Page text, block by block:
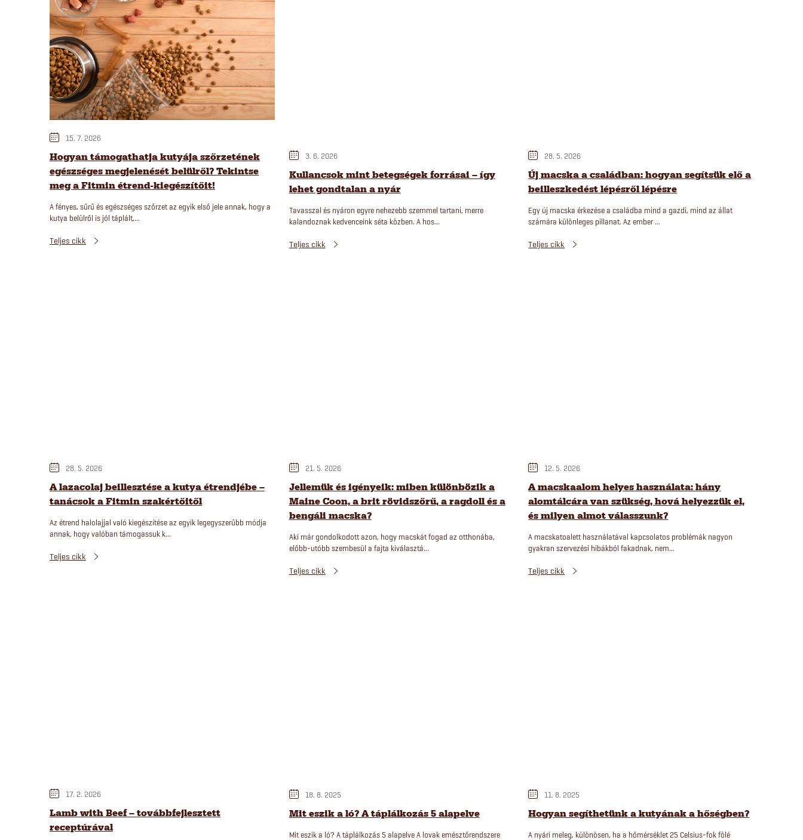
i
k
k
e
k
l
i
s
t
15. 7. 2026
Hogyan támogathatja kutyája szőrzetének
egészséges megjelenését belülről? Tekintse
meg a Fitmin étrend-kiegészítőit!
A fényes, sűrű és egészséges szőrzet az egyik első jele annak, hogy a
kutya belülről is jól táplált,...
Teljes cikk
3. 6. 2026
Kullancsok mint betegségek forrásai – így
lehet gondtalan a nyár
Tavasszal és nyáron egyre nehezebb szemmel tartani, merre
kalandoznak kedvenceink séta közben. A hos...
Teljes cikk
28. 5. 2026
Új macska a családban: hogyan segítsük elő a
beilleszkedést lépésről lépésre
Egy új macska érkezése a családba mind a gazdi, mind az állat
számára különleges pillanat. Az ember ...
Teljes cikk
28. 5. 2026
A lazacolaj beillesztése a kutya étrendjébe –
tanácsok a Fitmin szakértőitől
Az étrend halolajjal való kiegészítése az egyik legegyszerűbb módja
annak, hogy valóban támogassuk k...
Teljes cikk
21. 5. 2026
Jellemük és igényeik: miben különbözik a
Maine Coon, a brit rövidszőrű, a ragdoll és a
bengáli macska?
Aki már gondolkodott azon, hogy macskát fogad az otthonába,
előbb-utóbb szembesül a fajta kiválasztá...
Teljes cikk
12. 5. 2026
A macskaalom helyes használata: hány
alomtálcára van szükség, hová helyezzük el,
és milyen almot válasszunk?
A macskatoalett használatával kapcsolatos problémák nagyon
gyakran szervezési hibákból fakadnak, nem...
Teljes cikk
17. 2. 2026
Lamb with Beef – továbbfejlesztett
receptúrával
18. 8. 2025
Mit eszik a ló? A táplálkozás 5 alapelve
Mit eszik a ló? A táplálkozás 5 alapelve A lovak emésztőrendszere
11. 8. 2025
Hogyan segíthetünk a kutyának a hőségben?
A nyári meleg, különösen, ha a hőmérséklet 25 Celsius-fok fölé